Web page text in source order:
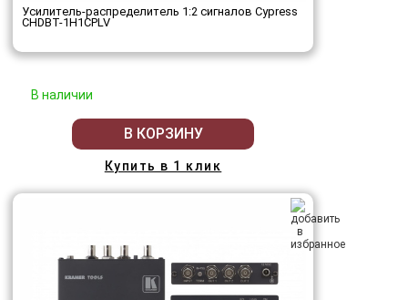
Усилитель-распределитель 1:2 сигналов Cypress
CHDBT-1H1CPLV
В наличии
В КОРЗИНУ
Купить в 1 клик